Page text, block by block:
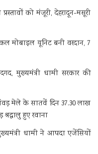
को मंजूरी, देहरादून-मसूरी
मोबाइल यूनिट बनी वरदान, 7
मुख्यमंत्री धामी सरकार की
मेले के सातवें दिन 37.30 लाख
हुए रवाना
धामी ने आपदा एजेंसियों